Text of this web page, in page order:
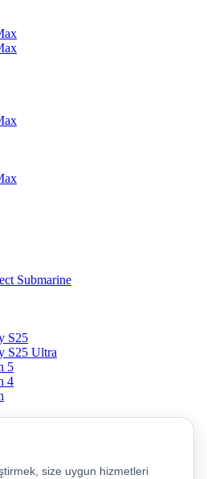
Submarine
S25
S25 Ultra
5
4